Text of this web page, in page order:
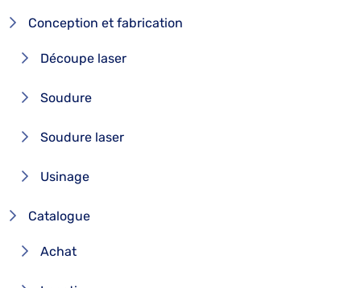
Conception et fabrication
Découpe laser
Soudure
Soudure laser
Usinage
Catalogue
Achat